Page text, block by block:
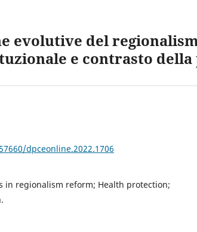
evolutive del
e contrasto della
dpceonline.2022.1706
in regionalism reform; Health protection;